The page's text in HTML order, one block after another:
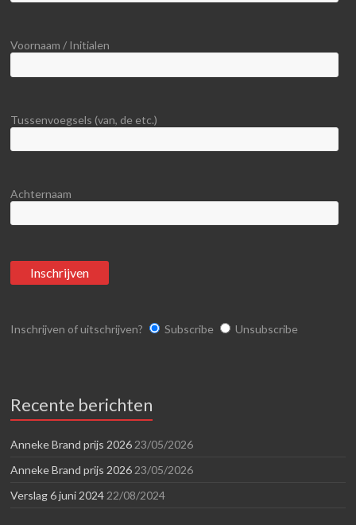
Voornaam / Initialen
Tussenvoegsels (van, de etc.)
Achternaam
Inschrijven of uitschrijven? Subscribe Unsubscribe
Recente berichten
Anneke Brand prijs 2026 23/05/2026
Anneke Brand prijs 2026 23/05/2026
Verslag 6 juni 2024 22/08/2024